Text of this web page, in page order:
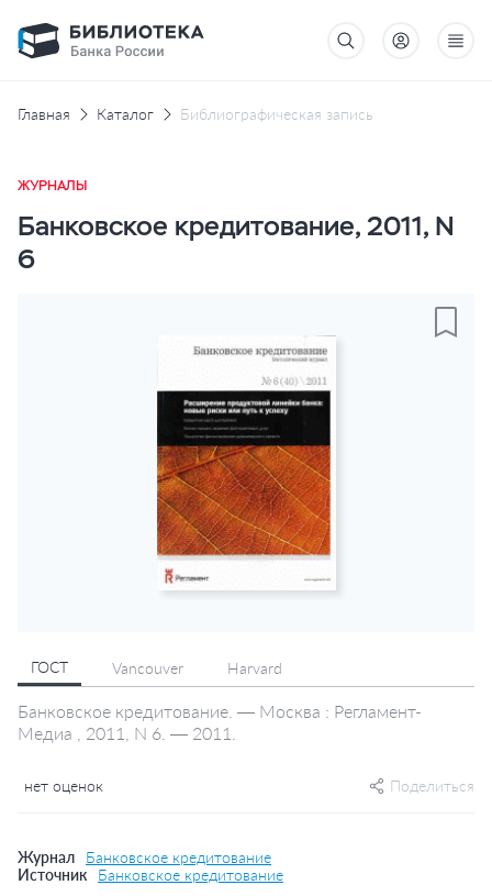
Главная Каталог Библиографическая запись
ЖУРНАЛЫ
Банковское кредитование, 2011, N
6
ГОСТ Vancouver Harvard
Банковское кредитование. — Москва : Регламент-
Медиа , 2011, N 6. — 2011.
нет оценок Поделиться
Журнал
Банковское кредитование
Источник
Банковское кредитование